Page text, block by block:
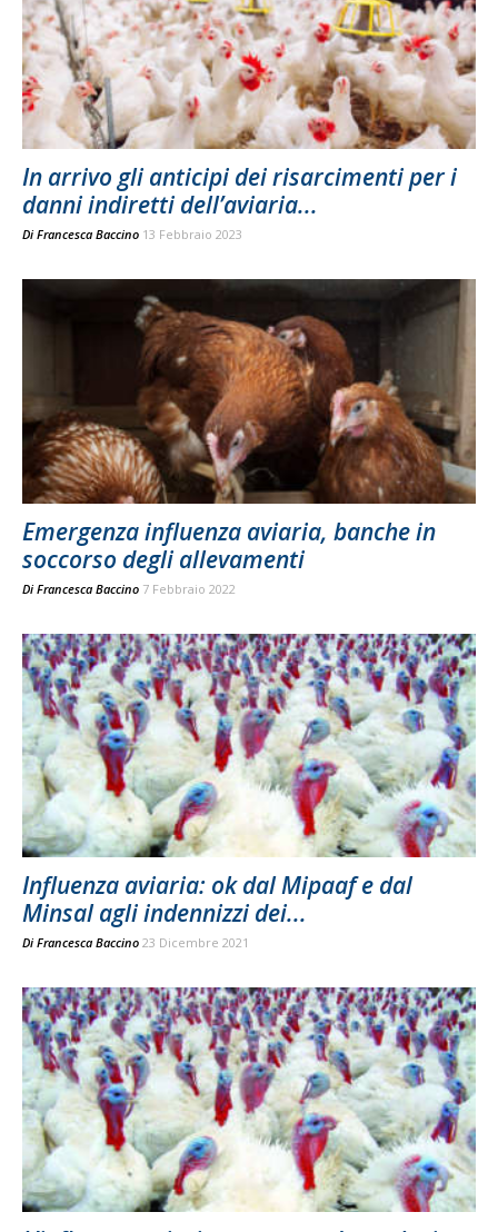
In arrivo gli anticipi dei risarcimenti per i
danni indiretti dell’aviaria...
Di Francesca Baccino 13 Febbraio 2023
Emergenza influenza aviaria, banche in
soccorso degli allevamenti
Di Francesca Baccino 7 Febbraio 2022
Influenza aviaria: ok dal Mipaaf e dal
Minsal agli indennizzi dei...
Di Francesca Baccino 23 Dicembre 2021